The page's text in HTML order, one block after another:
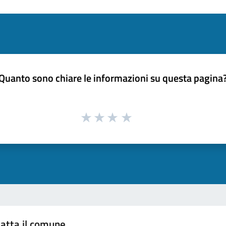
sono chiare le informazioni su questa